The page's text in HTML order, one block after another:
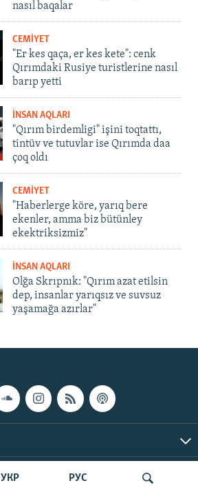
УКР РУС
nasıl baqalar
CEMİYET
"Er kes qaça, er kes kete": cenk
Qırımdaki Rusiye turistlerine nasıl
barıp yetti
İNSAN AQLARI
"Qırım birdemligi" işini toqtattı,
tintüv ve tutuvlar ise Qırımda daa
çoq oldı
CEMİYET
"Haberlerge köre, yarıq bere
ekenler, amma biz bütünley
ekektriksizmiz"
İNSAN AQLARI
Olğa Skrıpnık: "Qırım azat etilsin
dep, insanlar yarıqsız ve suvsuz
yaşamağa azırlar"
© Qırım.Aqiqat, 2026 | All Rights Reserved.